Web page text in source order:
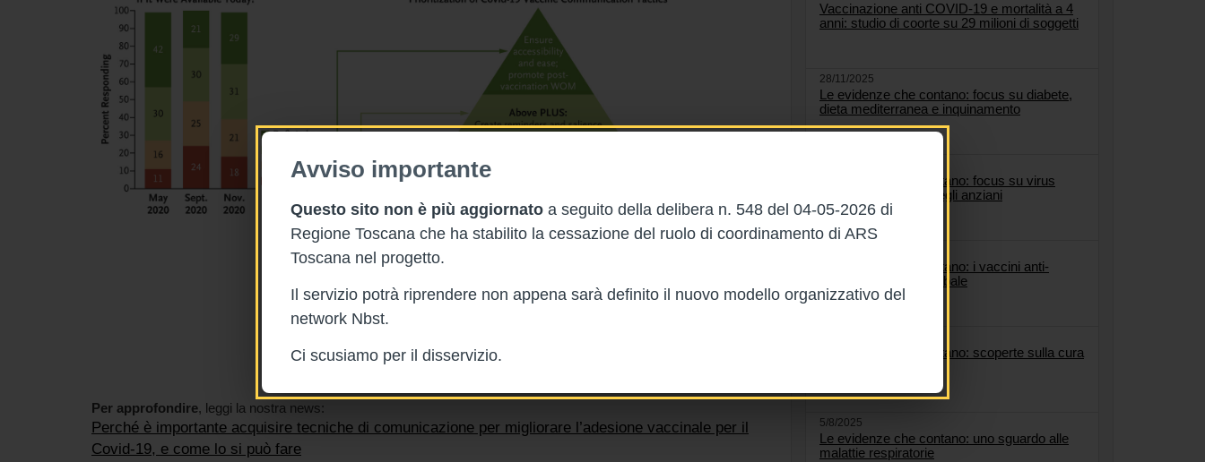
Avviso importante
Questo sito non è più aggiornato a seguito della delibera n. 548 del 04-05-2026 di
Regione Toscana che ha stabilito la cessazione del ruolo di coordinamento di ARS
Toscana nel progetto.
Il servizio potrà riprendere non appena sarà definito il nuovo modello organizzativo del
network Nbst.
Ci scusiamo per il disservizio.
Per approfondire, leggi la nostra news:
Perché è importante acquisire tecniche di comunicazione per migliorare l’adesione vaccinale per il
Covid-19, e come lo si può fare
Vaccinazione anti COVID-19 e mortalità a 4
anni: studio di coorte su 29 milioni di soggetti
28/11/2025
Le evidenze che contano: focus su diabete,
dieta mediterranea e inquinamento
Le evidenze che contano: focus su virus
west Nile e cadute negli anziani
Le evidenze che contano: i vaccini anti-
Covid, un bilancio globale
Le evidenze che contano: scoperte sulla cura
5/8/2025
Le evidenze che contano: uno sguardo alle
malattie respiratorie